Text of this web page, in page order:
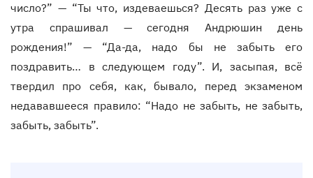
число?” — “Ты что, издеваешься? Десять раз уже с
утра спрашивал — сегодня Андрюшин день
рождения!” — “Да-да, надо бы не забыть его
поздравить… в следующем году”. И, засыпая, всё
твердил про себя, как, бывало, перед экзаменом
недававшееся правило: “Надо не забыть, не забыть,
забыть, забыть”.